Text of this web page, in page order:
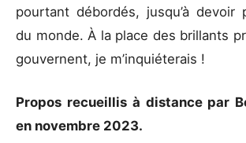
pourtant débordés, jusqu’à devoir
du monde. À la place des brillants
gouvernent, je m’inquiéterais !
Propos recueillis à distance par
en novembre 2023.